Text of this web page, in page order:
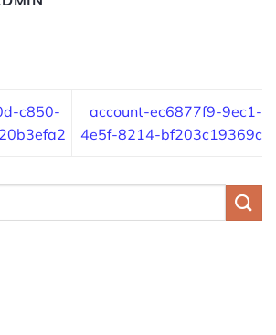
c850-
account-ec6877f9-9ec1-
4e5f-8214-bf203c19369c